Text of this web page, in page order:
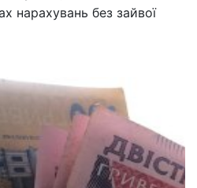
нарахувань без зайвої